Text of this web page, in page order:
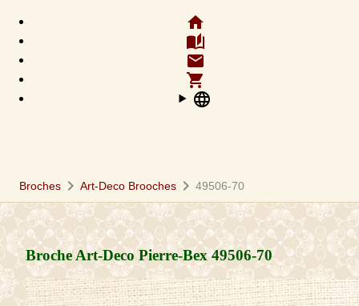
home
auto_stories
email
shopping_cart
language
Broches chevron_right Art-Deco Brooches chevron_right 49506-70
Broche Art-Deco Pierre-Bex49506-70